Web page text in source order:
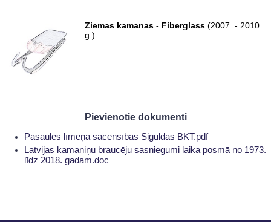
Ziemas kamanas - Fiberglass (2007. - 2010.
g.)
Pievienotie dokumenti
Pasaules līmeņa sacensības Siguldas BKT.pdf
Latvijas kamaniņu braucēju sasniegumi laika posmā no 1973.
līdz 2018. gadam.doc